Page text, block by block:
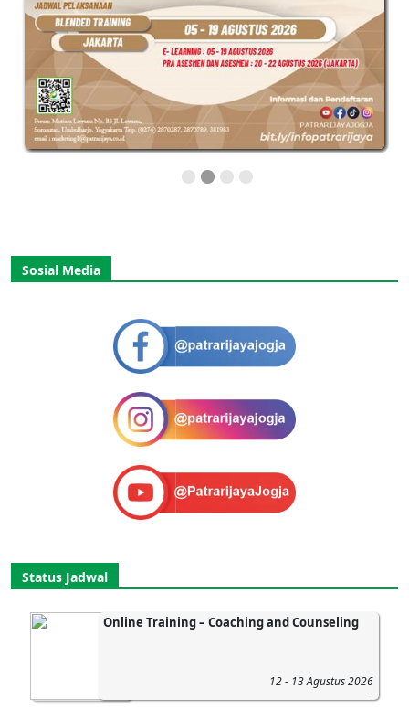
Sosial Media
Status Jadwal
Online Training – Coaching and Counseling
12 - 13 Agustus 2026
-